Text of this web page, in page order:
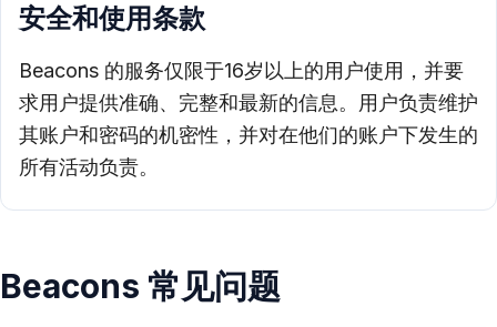
安全和使用条款
Beacons 的服务仅限于16岁以上的用户使用，并要
求用户提供准确、完整和最新的信息。用户负责维护
其账户和密码的机密性，并对在他们的账户下发生的
所有活动负责。
Beacons 常见问题